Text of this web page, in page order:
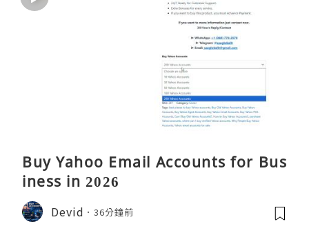
Buy Yahoo Email Accounts for Bus
iness in 2026
Devid 36分鐘前